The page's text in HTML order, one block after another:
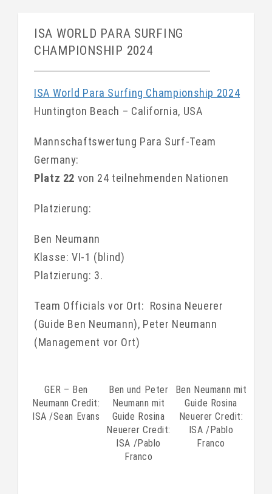
ISA WORLD PARA SURFING
CHAMPIONSHIP 2024
ISA World Para Surfing Championship 2024
Huntington Beach – California, USA
Mannschaftswertung Para Surf-Team
Germany:
Platz 22 von 24 teilnehmenden Nationen
Platzierung:
Ben Neumann
Klasse: VI-1 (blind)
Platzierung: 3.
Team Officials vor Ort: Rosina Neuerer
(Guide Ben Neumann), Peter Neumann
(Management vor Ort)
GER – Ben
Neumann Credit:
ISA /Sean Evans
Ben und Peter
Neumann mit
Guide Rosina
Neuerer Credit:
ISA /Pablo
Franco
Ben Neumann mit
Guide Rosina
Neuerer Credit:
ISA /Pablo
Franco